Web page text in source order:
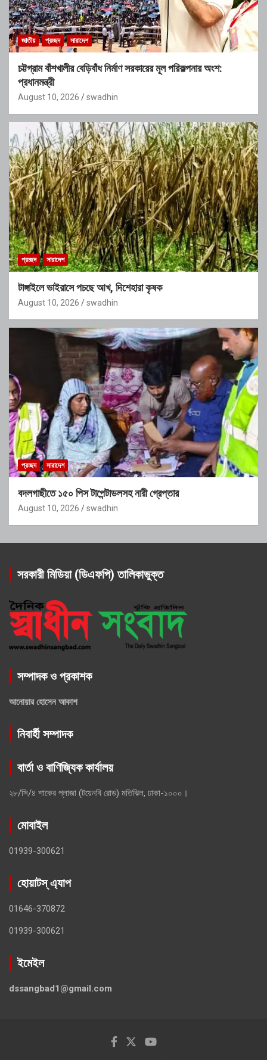
জাতীয় প্রচ্ছদ সারাদেশ
চট্টগ্রাম বাঁশখালীর বেড়িবাঁধ নির্মাণ সরকারের মূল পরিকল্পনার অংশ:
প্রধানমন্ত্রী
August 10, 2026 swadhin
প্রচ্ছদ সারাদেশ
টাঙ্গাইলে ভাইরাসে পচছে আখ, দিশেহারা কৃষক
August 10, 2026 swadhin
প্রচ্ছদ সারাদেশ
বদলগাছীতে ১৫০ পিস টাপেন্টাডলসহ নারী গ্রেপ্তার
August 10, 2026 swadhin
সরকারী মিডিয়া (ডিএফপি) তালিকাভুক্ত
সম্পাদক ও প্রকাশক
আনোয়ার হোসেন আকাশ
নিবার্হী সম্পাদক
বার্তা ও বাণিজ্যিক কার্যালয়
২৮/সি/৪ শাকের প্লাজা (টয়েনবি রোড) মতিঝিল, ঢাকা-১০০০।
মোবাইল
01939-300621
হোয়াটস্ এ্যাপ
01646-370872
01939-300621
ইমেইল
dssangbad1@gmail.com